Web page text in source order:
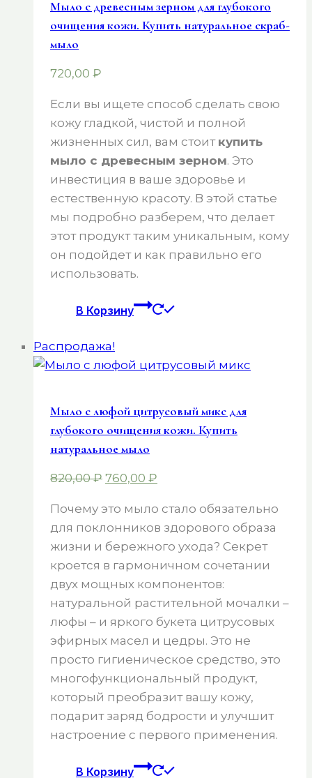
Мыло с древесным зерном для глубокого
очищения кожи. Купить натуральное скраб-
мыло
720,00 ₽
Если вы ищете способ сделать свою
кожу гладкой, чистой и полной
жизненных сил, вам стоит купить
мыло с древесным зерном. Это
инвестиция в ваше здоровье и
естественную красоту. В этой статье
мы подробно разберем, что делает
этот продукт таким уникальным, кому
он подойдет и как правильно его
использовать.
В Корзину
Распродажа!
Мыло с люфой цитрусовый микс для
глубокого очищения кожи. Купить
натуральное мыло
820,00₽ Первоначальная
составляла
820,00 ₽.
760,00 ₽
760,00 ₽.
Почему это мыло стало обязательно
для поклонников здорового образа
жизни и бережного ухода? Секрет
кроется в гармоничном сочетании
двух мощных компонентов:
натуральной растительной мочалки –
люфы – и яркого букета цитрусовых
эфирных масел и цедры. Это не
просто гигиеническое средство, это
многофункциональный продукт,
который преобразит вашу кожу,
подарит заряд бодрости и улучшит
настроение с первого применения.
В Корзину